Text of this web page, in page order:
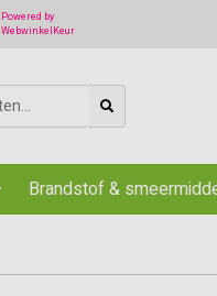
Powered by
WebwinkelKeur
Brandstof &